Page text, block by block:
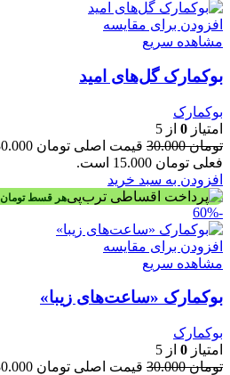
افزودن برای مقایسه
مشاهده سریع
بوکمارک گل‌های امید
بوکمارک
امتیاز 0 از 5
تومان30.000 قیمت اصلی تومان 30.000 بود.
فعلی تومان 15.000 است.
افزودن به سبد خرید
هر قسطتومان
-60%
افزودن برای مقایسه
مشاهده سریع
بوکمارک «ساعت‌های زیبا»
بوکمارک
امتیاز 0 از 5
تومان30.000 قیمت اصلی تومان 30.000 بود.